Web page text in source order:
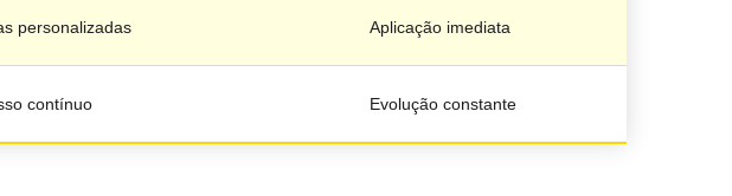
personalizadas Aplicação imediata
contínuo Evolução constante